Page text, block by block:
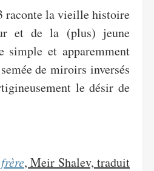
raconte la vieille histoire
et de la (plus) jeune
simple et apparemment
de miroirs inversés
le désir de
, Meir Shalev, traduit